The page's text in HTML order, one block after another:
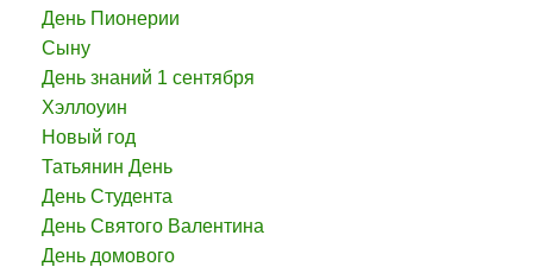
День Пионерии
Сыну
День знаний 1 сентября
Хэллоуин
Новый год
Татьянин День
День Студента
День Святого Валентина
День домового